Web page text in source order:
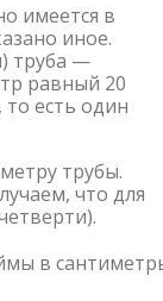
имеется в
иное.
труба —
равный 20
есть один
трубы.
что для